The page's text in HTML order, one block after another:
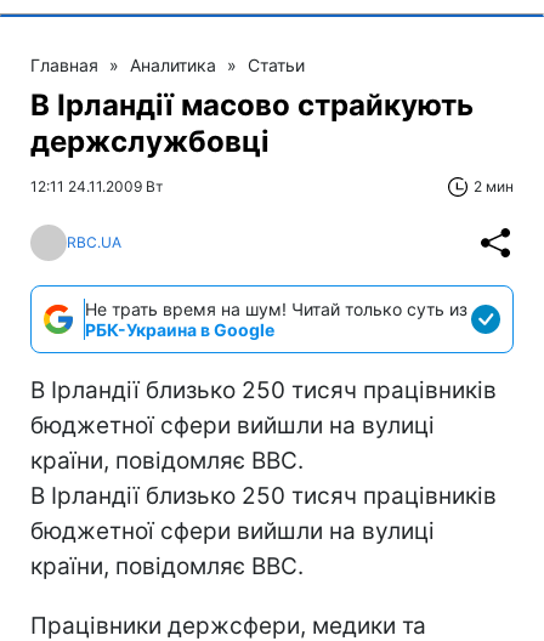
Главная » Аналитика » Статьи
В Ірландії масово страйкують
держслужбовці
12:11 24.11.2009 Вт 2 мин
RBC.UA
Не трать время на шум! Читай только суть из
РБК-Украина в Google
В Ірландії близько 250 тисяч працівників
бюджетної сфери вийшли на вулиці
країни, повідомляє ВВС.
В Ірландії близько 250 тисяч працівників
бюджетної сфери вийшли на вулиці
країни, повідомляє ВВС.
Працівники держсфери, медики та